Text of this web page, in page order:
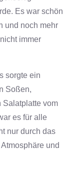
Es war schön
und noch mehr
immer
sorgte ein
Soßen,
Salatplatte vom
es für alle
nur durch das
und